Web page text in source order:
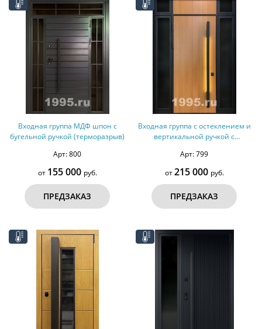
Входная группа МДФ шпон с
бугельной ручкой (терморазрыв)
Арт: 800
от 155 000 руб.
ПРЕДЗАКАЗ
Входная группа с остеклением и
вертикальной ручкой с
Арт: 799
от215 000 руб.
ПРЕДЗАКАЗ